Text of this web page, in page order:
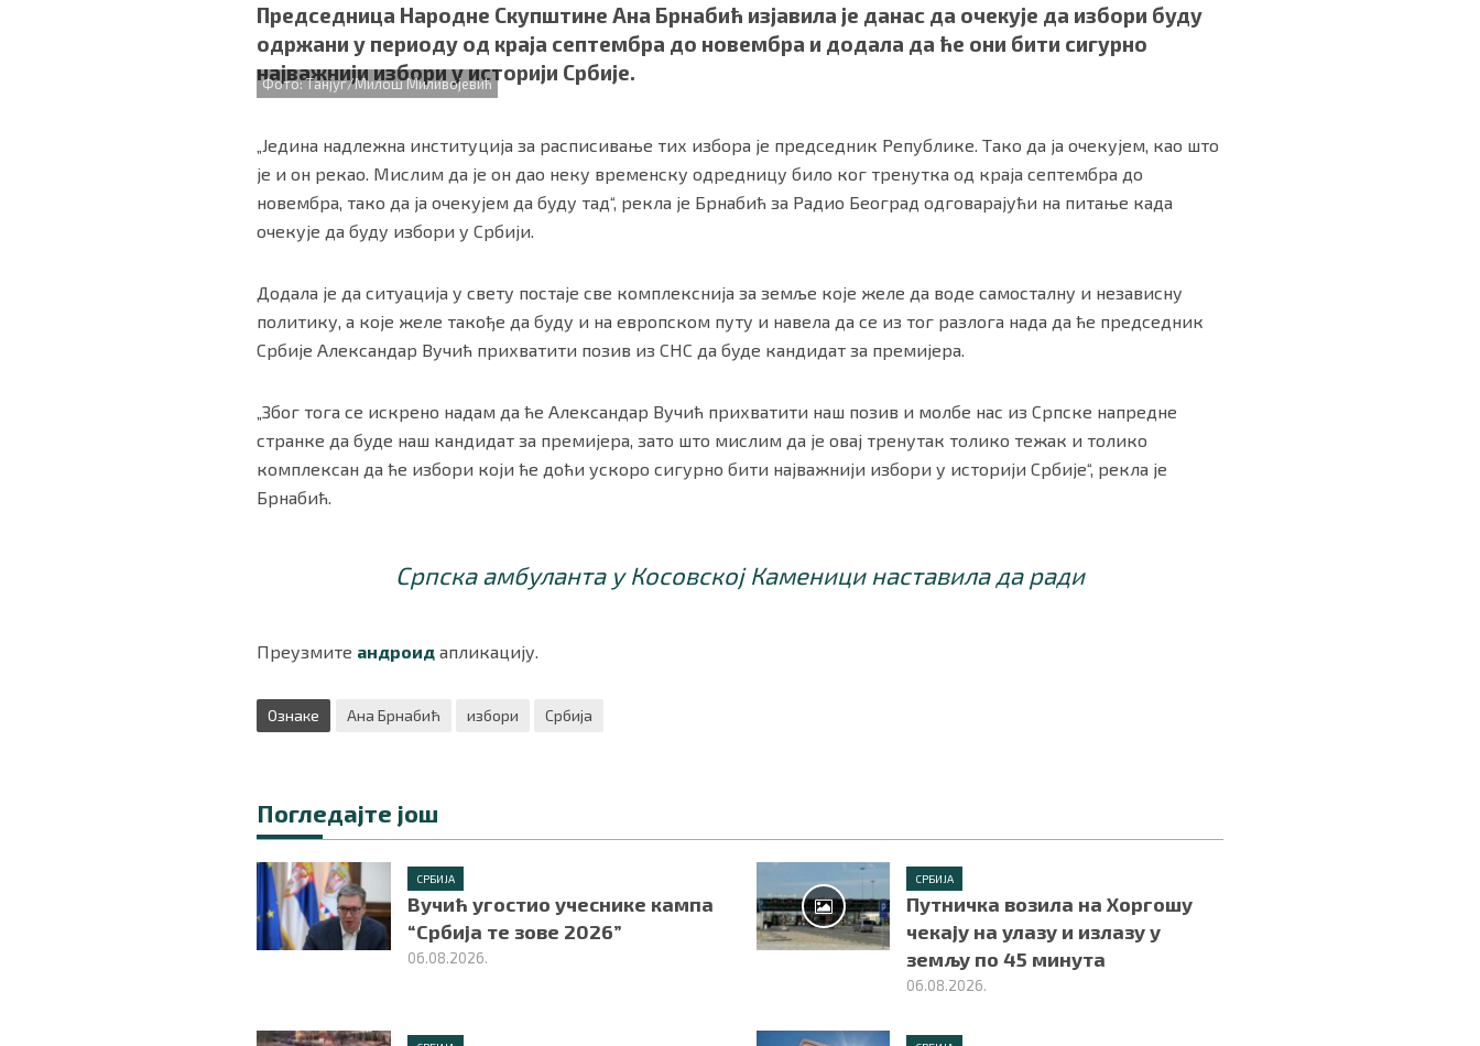
c
b
o
o
i
t
e
r
a
s
A
p
b
e
r
a
e
Председница Народне Скупштине Ана Брнабић изјавила је данас да очекује да избори буду
одржани у периоду од краја септембра до новембра и додала да ће они бити сигурно
најважнији избори у историји Србије.
Фото: Танјуг/Милош Миливојевић
„Једина надлежна институција за расписивање тих избора је председник Републике. Тако да ја очекујем, као што
је и он рекао. Мислим да је он дао неку временску одредницу било ког тренутка од краја септембра до
новембра, тако да ја очекујем да буду тад“, рекла је Брнабић за Радио Београд одговарајући на питање када
очекује да буду избори у Србији.
Додала је да ситуација у свету постаје све комплекснија за земље које желе да воде самосталну и независну
политику, а које желе такође да буду и на европском путу и навела да се из тог разлога нада да ће председник
Србије Александар Вучић прихватити позив из СНС да буде кандидат за премијера.
„Због тога се искрено надам да ће Александар Вучић прихватити наш позив и молбе нас из Српске напредне
странке да буде наш кандидат за премијера, зато што мислим да је овај тренутак толико тежак и толико
комплексан да ће избори који ће доћи ускоро сигурно бити најважнији избори у историји Србије“, рекла је
Брнабић.
Српска амбуланта у Косовској Каменици наставила да ради
Преузмите андроид апликацију.
Ознаке Ана Брнабић избори Србија
Погледајте још
СРБИЈА
Вучић угостио учеснике кампа
“Србија те зове 2026”
06.08.2026.
СРБИЈА
Путничка возила на Хоргошу
чекају на улазу и излазу у
земљу по 45 минута
06.08.2026.
ПРЕУЗМИТЕ НАШУ АПЛИКАЦИЈУ